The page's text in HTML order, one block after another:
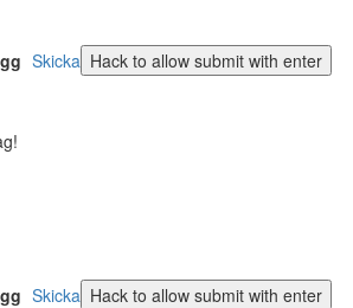
Skicka
Skicka